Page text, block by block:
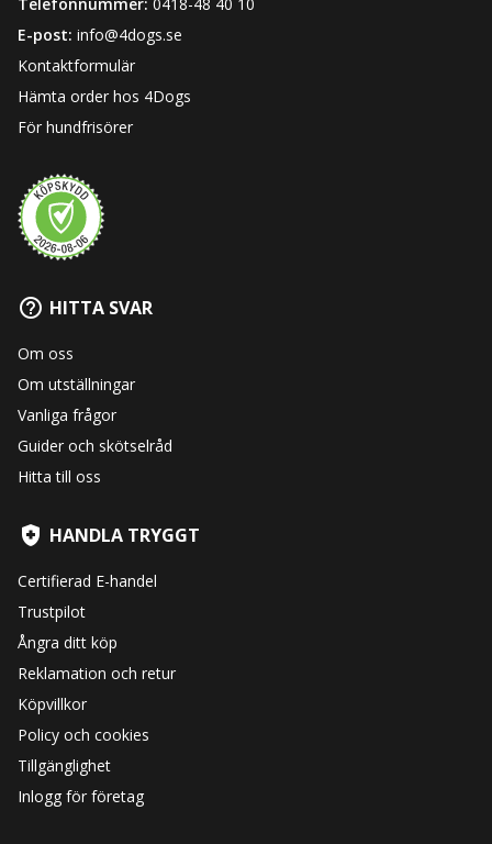
E-post: info@4dogs.se
Kontaktformulär
Hämta order hos 4Dogs
För hundfrisörer
HITTA SVAR
Om oss
Om utställningar
Vanliga frågor
Guider och skötselråd
Hitta till oss
HANDLA TRYGGT
Certifierad E-handel
Trustpilot
Ångra ditt köp
Reklamation och retur
Köpvillkor
Policy och cookies
Tillgänglighet
Inlogg för företag